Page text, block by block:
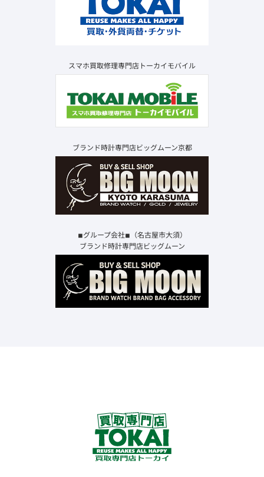
スマホ買取修理専門店トーカイモバイル
ブランド時計専門店ビッグムーン京都
◾︎グループ会社◾︎（名古屋市大須）
ブランド時計専門店ビッグムーン